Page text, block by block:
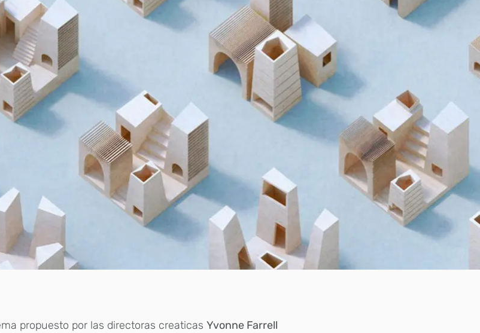
propuesto por las directoras creaticasYvonne Farrell